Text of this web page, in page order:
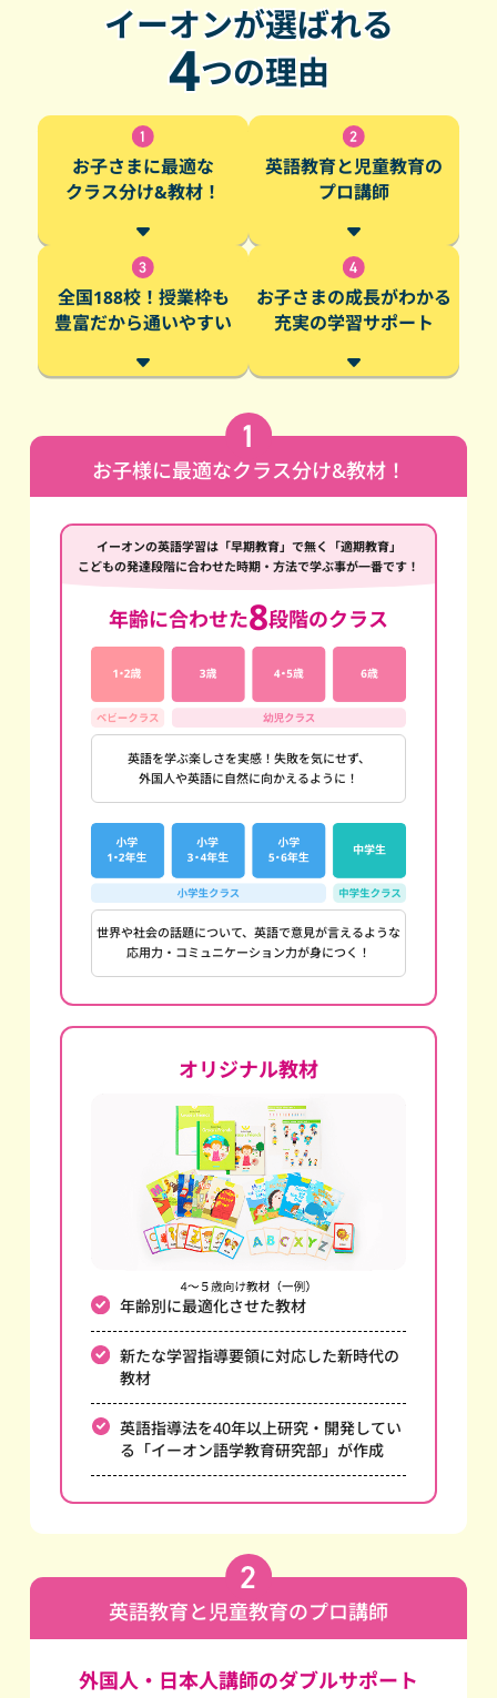
イーオンが選ばれる
4つの理由
お子さまに最適な
クラス分け&教材！
英語教育と児童教育の
プロ講師
全国188校！授業枠も
豊富だから通いやすい
お子さまの成長がわかる
充実の学習サポート
お子様に最適なクラス分け&教材！
イーオンの英語学習は「早期教育」で無く「適期教育」
こどもの発達段階に合わせた時期・方法で学ぶ事が一番です！
年齢に合わせた8段階のクラス
英語を学ぶ楽しさを実感！失敗を気にせず、
外国人や英語に自然に向かえるように！
世界や社会の話題について、英語で意見が言えるような
応用力・コミュニケーション力が身につく！
オリジナル教材
年齢別に最適化させた教材
新たな学習指導要領に対応した新時代の
教材
英語指導法を40年以上研究・開発してい
る 「イーオン語学教育研究部」が作成
英語教育と児童教育のプロ講師
外国人・日本人講師のダブルサポート